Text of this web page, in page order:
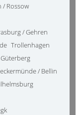
/ Rossow
/ Gehren
Trollenhagen
/ Bellin